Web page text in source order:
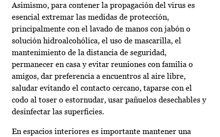
Asimismo, para contener la propagación del virus es
esencial extremar las medidas de protección,
principalmente con el lavado de manos con jabón o
solución hidroalcohólica, el uso de mascarilla, el
mantenimiento de la distancia de seguridad,
permanecer en casa y evitar reuniones con familia o
amigos, dar preferencia a encuentros al aire libre,
saludar evitando el contacto cercano, taparse con el
codo al toser o estornudar, usar pañuelos desechables y
desinfectar las superficies.
En espacios interiores es importante mantener una